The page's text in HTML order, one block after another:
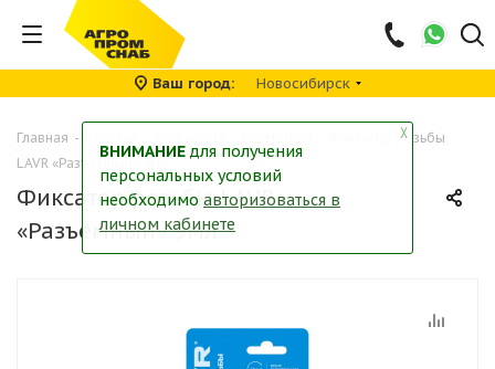
Ваш город Новосибирск
Главная -
Фиксатор резьбы
LAVR «Разъёмный» 9мл
Фиксатор резьбы LAVR
«Разъёмный» 9мл
╳
ВНИМАНИЕ для получения
персональных условий
необходимо авторизоваться в
личном кабинете